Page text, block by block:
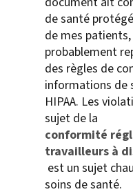
de santé
de mes
probablement
des règles de
informations de
HIPAA. Les
sujet de la
conformité
travailleurs à
est un sujet
soins de santé.